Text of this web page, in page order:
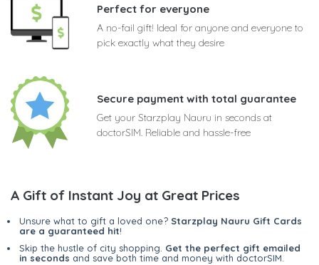
Perfect for everyone
A no-fail gift! Ideal for anyone and everyone to
pick exactly what they desire
Secure payment with total guarantee
Get your Starzplay Nauru in seconds at
doctorSIM. Reliable and hassle-free
A Gift of Instant Joy at Great Prices
Unsure what to gift a loved one? Starzplay Nauru Gift Cards
are a guaranteed hit!
Skip the hustle of city shopping. Get the perfect gift emailed
in seconds and save both time and money with doctorSIM.